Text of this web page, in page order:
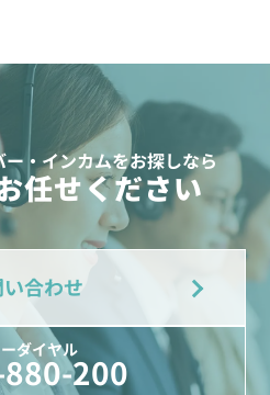
・インカムをお探しなら
任せください
合わせ
ダイヤル
200